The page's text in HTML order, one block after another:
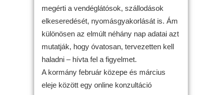
megérti a vendéglátósok, szállodások
elkeseredését, nyomásgyakorlását is. Ám
különösen az elmúlt néhány nap adatai azt
mutatják, hogy óvatosan, tervezetten kell
haladni – hívta fel a figyelmet.
A kormány február közepe és március
eleje között egy online konzultáció